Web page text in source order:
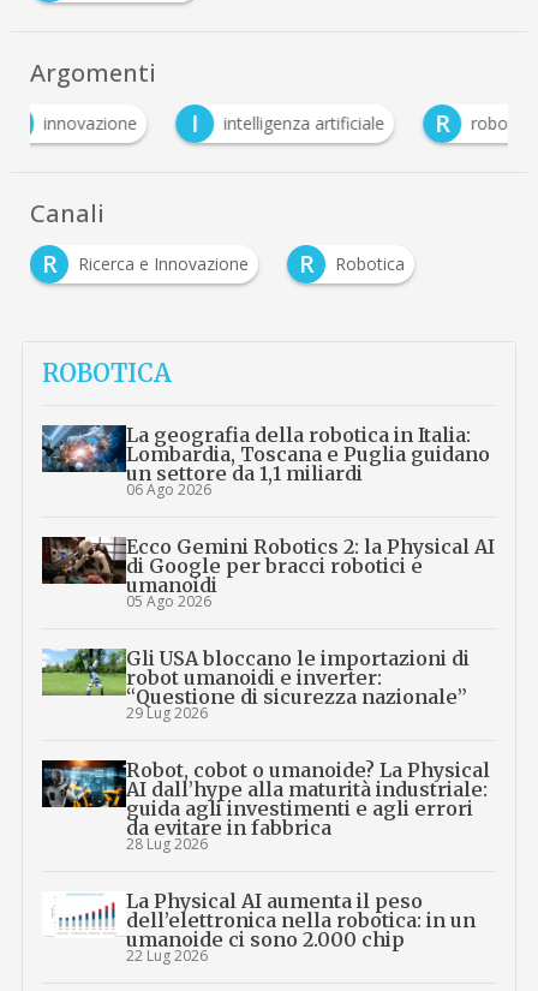
Argomenti
I
intelligenza artificiale R robot R Robotica
Canali
R
Ricerca e Innovazione R Robotica
ROBOTICA
La geografia della robotica in Italia:
Lombardia, Toscana e Puglia guidano
un settore da 1,1 miliardi
06 Ago 2026
Ecco Gemini Robotics 2: la Physical AI
di Google per bracci robotici e
umanoidi
05 Ago 2026
Gli USA bloccano le importazioni di
robot umanoidi e inverter:
“Questione di sicurezza nazionale”
29 Lug 2026
Robot, cobot o umanoide? La Physical
AI dall’hype alla maturità industriale:
guida agli investimenti e agli errori
da evitare in fabbrica
28 Lug 2026
La Physical AI aumenta il peso
dell’elettronica nella robotica: in un
umanoide ci sono 2.000 chip
22 Lug 2026